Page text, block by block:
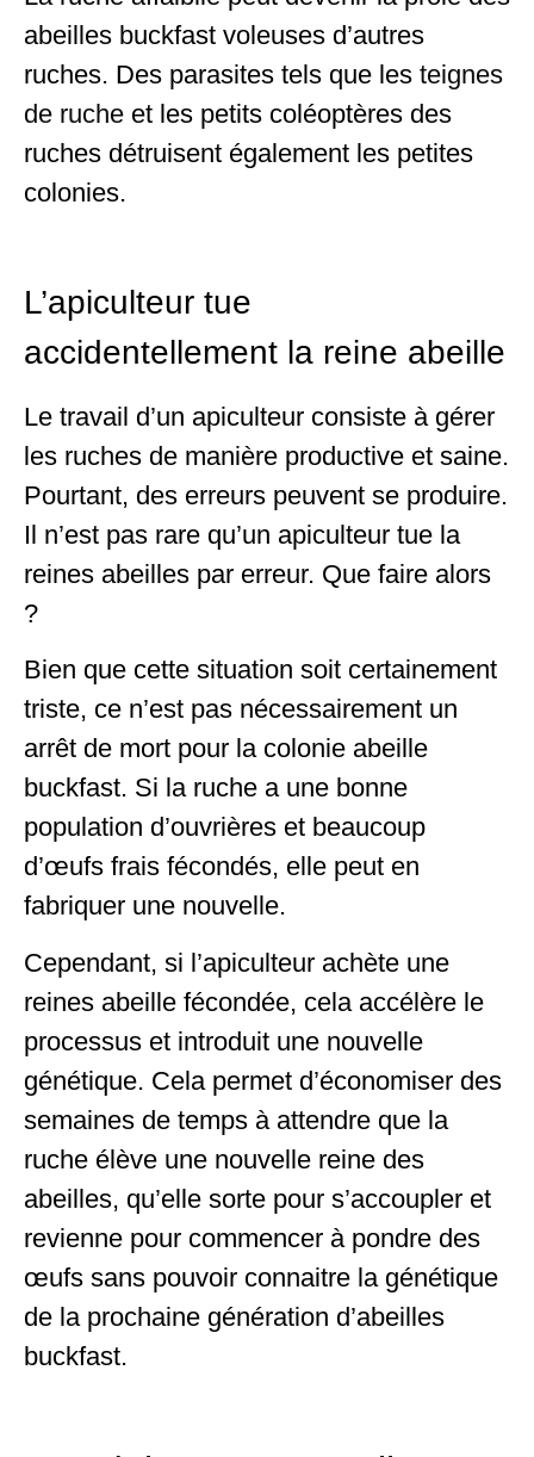
abeilles buckfast voleuses d’autres
ruches. Des parasites tels que les teignes
de ruche et les petits coléoptères des
ruches détruisent également les petites
colonies.
L’apiculteur tue
accidentellement la reine abeille
Le travail d’un apiculteur consiste à gérer
les ruches de manière productive et saine.
Pourtant, des erreurs peuvent se produire.
Il n’est pas rare qu’un apiculteur tue la
reines abeilles par erreur. Que faire alors
?
Bien que cette situation soit certainement
triste, ce n’est pas nécessairement un
arrêt de mort pour la colonie abeille
buckfast. Si la ruche a une bonne
population d’ouvrières et beaucoup
d’œufs frais fécondés, elle peut en
fabriquer une nouvelle.
Cependant, si l’apiculteur achète une
reines abeille fécondée, cela accélère le
processus et introduit une nouvelle
génétique. Cela permet d’économiser des
semaines de temps à attendre que la
ruche élève une nouvelle reine des
abeilles, qu’elle sorte pour s’accoupler et
revienne pour commencer à pondre des
œufs sans pouvoir connaitre la génétique
de la prochaine génération d’abeilles
buckfast.